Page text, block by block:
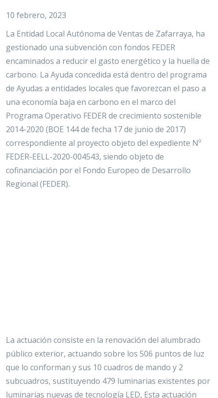
10 febrero, 2023
La Entidad Local Autónoma de Ventas de Zafarraya, ha
gestionado una subvención con fondos FEDER
encaminados a reducir el gasto energético y la huella de
carbono. La Ayuda concedida está dentro del programa
de Ayudas a entidades locales que favorezcan el paso a
una economía baja en carbono en el marco del
Programa Operativo FEDER de crecimiento sostenible
2014-2020 (BOE 144 de fecha 17 de junio de 2017)
correspondiente al proyecto objeto del expediente Nº
FEDER-EELL-2020-004543, siendo objeto de
cofinanciación por el Fondo Europeo de Desarrollo
Regional (FEDER).
La actuación consiste en la renovación del alumbrado
público exterior, actuando sobre los 506 puntos de luz
que lo conforman y sus 10 cuadros de mando y 2
subcuadros, sustituyendo 479 luminarias existentes por
luminarias nuevas de tecnología LED, Esta actuación